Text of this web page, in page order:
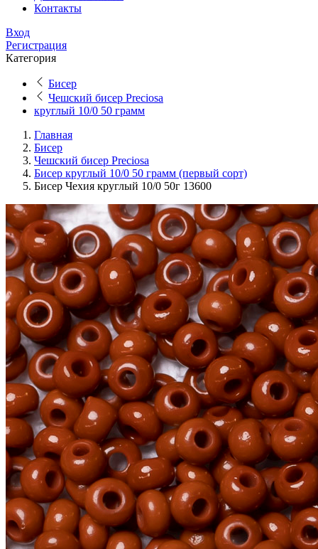
Контакты
Вход
Регистрация
Категория
Бисер
Чешский бисер Preciosa
круглый 10/0 50 грамм
Главная
Бисер
Чешский бисер Preciosa
Бисер круглый 10/0 50 грамм (первый сорт)
Бисер Чехия круглый 10/0 50г 13600